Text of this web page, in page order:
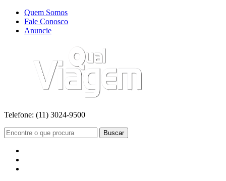
Quem Somos
Fale Conosco
Anuncie
Telefone: (11) 3024-9500
Buscar